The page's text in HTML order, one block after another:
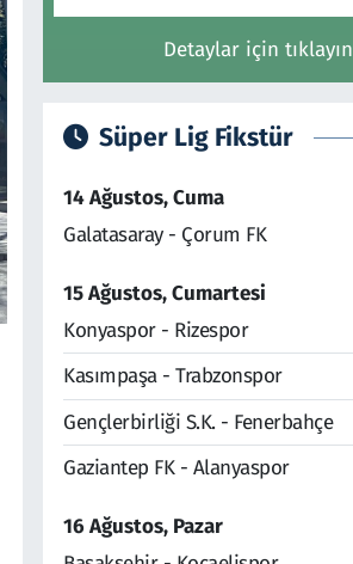
Detaylar için tıklayın
Süper Lig Fikstür
14 Ağustos, Cuma
Galatasaray - Çorum FK
15 Ağustos, Cumartesi
Konyaspor - Rizespor
Kasımpaşa - Trabzonspor
Gençlerbirliği S.K. - Fenerbahçe
Gaziantep FK - Alanyaspor
16 Ağustos, Pazar